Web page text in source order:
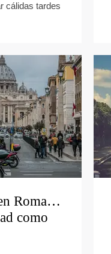
cálidas tardes
Roma…
como